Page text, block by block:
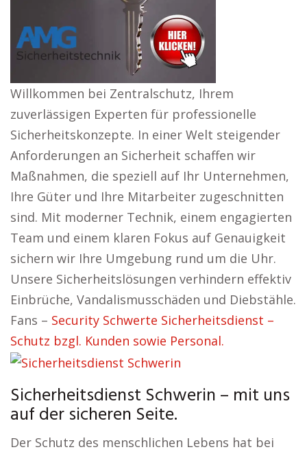
Willkommen bei Zentralschutz, Ihrem
zuverlässigen Experten für professionelle
Sicherheitskonzepte. In einer Welt steigender
Anforderungen an Sicherheit schaffen wir
Maßnahmen, die speziell auf Ihr Unternehmen,
Ihre Güter und Ihre Mitarbeiter zugeschnitten
sind. Mit moderner Technik, einem engagierten
Team und einem klaren Fokus auf Genauigkeit
sichern wir Ihre Umgebung rund um die Uhr.
Unsere Sicherheitslösungen verhindern effektiv
Einbrüche, Vandalismusschäden und Diebstähle.
Fans – Security Schwerte Sicherheitsdienst –
Schutz bzgl. Kunden sowie Personal.
Sicherheitsdienst Schwerin – mit uns
auf der sicheren Seite.
Der Schutz des menschlichen Lebens hat bei